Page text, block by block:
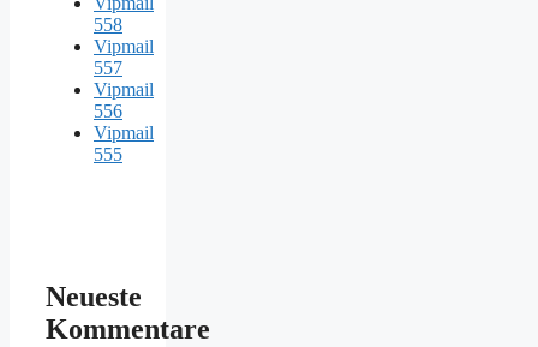
558
Vipmail
557
Vipmail
556
Vipmail
555
Neueste
Kommentare